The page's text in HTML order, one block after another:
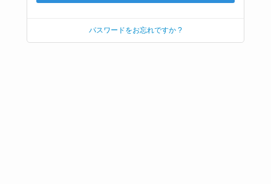
パスワードをお忘れですか ?